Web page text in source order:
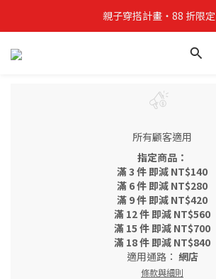
親子穿搭計畫・88 折限定
親子穿搭計畫・88 折限定
貼身補貨計畫  任選 6 件 $888
親子穿搭計畫・88 折限定
所有顧客適用
指定商品：
滿 3 件 即減 NT$140
滿 6 件 即減 NT$280
滿 9 件 即減 NT$420
滿 12 件 即減 NT$560
滿 15 件 即減 NT$700
滿 18 件 即減 NT$840
適用通路： 網店
條款與細則